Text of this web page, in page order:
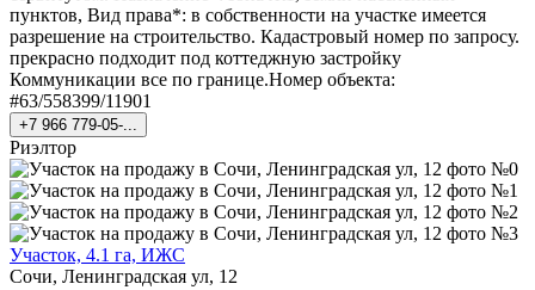
пунктов, Вид права*: в собственности на участке имеется
разрешение на строительство. Кадастровый номер по запросу.
прекрасно подходит под коттеджную застройку
Коммуникации все по границе.Номер объекта:
#63/558399/11901
+7 966 779-05-...
Риэлтор
Участок, 4.1 га, ИЖС
Сочи, Ленинградская ул, 12